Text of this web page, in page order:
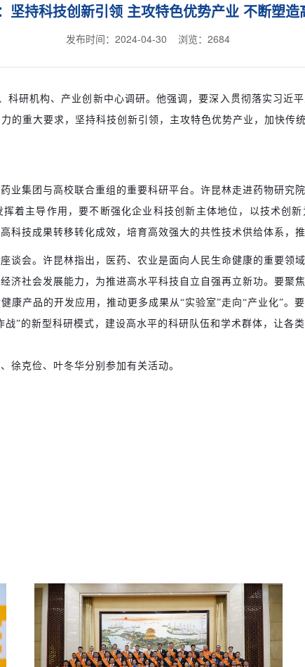
坚持科技创新引领 主攻特色优势产业 不断塑
发布时间：2024-04-30 浏览： 2684
科研机构、产业创新中心调研。他强调，要深入贯彻落实习近
的重大要求，坚持科技创新引领，主攻特色优势产业，加快传
业集团与高校联合重组的重要科研平台。许昆林走进药物研究
着主导作用，要不断强化企业科技创新主体地位，以技术创
科技成果转移转化成效，培育高效强大的共性技术供给体系，
谈会。许昆林指出，医药、农业是面向人民生命健康的重要领
济社会发展能力，为推进高水平科技自立自强再立新功。要聚
康产品的开发应用，推动更多成果从“实验室”走向“产业化”。
”的新型科研模式，建设高水平的科研队伍和学术群体，让各
徐克俭、叶冬华分别参加有关活动。